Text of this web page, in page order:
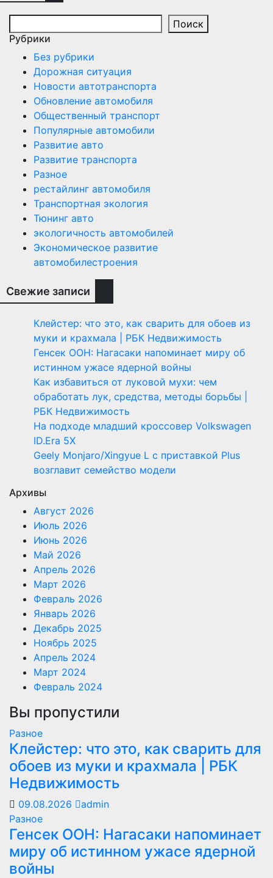
Поиск
Рубрики
Без рубрики
Дорожная ситуация
Новости автотранспорта
Обновление автомобиля
Общественный транспорт
Популярные автомобили
Развитие авто
Развитие транспорта
Разное
рестайлинг автомобиля
Транспортная экология
Тюнинг авто
экологичность автомобилей
Экономическое развитие
автомобилестроения
Свежие записи
Клейстер: что это, как сварить для обоев из
муки и крахмала | РБК Недвижимость
Генсек ООН: Нагасаки напоминает миру об
истинном ужасе ядерной войны
Как избавиться от луковой мухи: чем
обработать лук, средства, методы борьбы |
РБК Недвижимость
На подходе младший кроссовер Volkswagen
ID.Era 5X
Geely Monjaro/Xingyue L с приставкой Plus
возглавит семейство модели
Архивы
Август 2026
Июль 2026
Июнь 2026
Май 2026
Апрель 2026
Март 2026
Февраль 2026
Январь 2026
Декабрь 2025
Ноябрь 2025
Апрель 2024
Март 2024
Февраль 2024
Вы пропустили
Разное
Клейстер: что это, как сварить для
обоев из муки и крахмала | РБК
Недвижимость
09.08.2026
admin
Разное
Генсек ООН: Нагасаки напоминает
миру об истинном ужасе ядерной
войны